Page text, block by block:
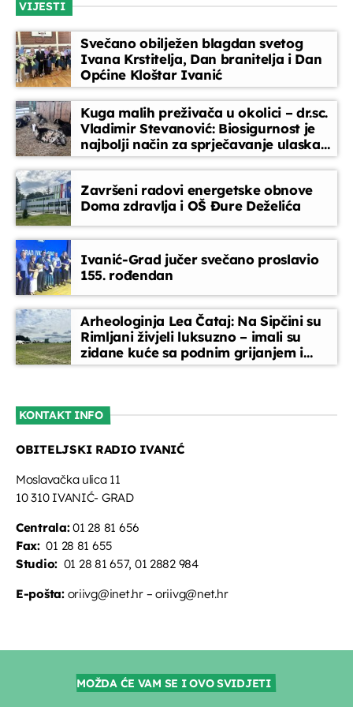
Telefonski oglasi
12:00 - 12:10
Glazbeni blok
12:10 - 12:45
Dnevnik
12:45 - 13:00
Glazbeni blok
13:00 - 15:30
VIJESTI
Svečano obilježen blagdan svetog
Ivana Krstitelja, Dan branitelja i Dan
Općine Kloštar Ivanić
Kuga malih preživača u okolici – dr.sc.
Vladimir Stevanović: Biosigurnost je
najbolji način za sprječavanje ulaska
bolesti
Završeni radovi energetske obnove
Doma zdravlja i OŠ Đure Deželića
Ivanić-Grad jučer svečano proslavio
155. rođendan
Arheologinja Lea Čataj: Na Sipčini su
Rimljani živjeli luksuzno – imali su
zidane kuće sa podnim grijanjem i
oslikanim zidovima
KONTAKT INFO
OBITELJSKI RADIO IVANIĆ
Moslavačka ulica 11
10 310 IVANIĆ- GRAD
Centrala:01 28 81 656
Fax:01 28 81 655
Studio: 01 28 81 657, 01 2882 984
E-pošta:oriivg@inet.hr – oriivg@net.hr
MOŽDA ĆE VAM SE I OVO SVIDJETI